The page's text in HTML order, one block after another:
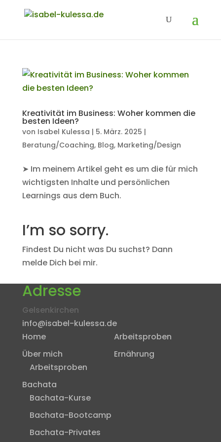
Kreativität im Business: Woher kommen die
besten Ideen?
von Isabel Kulessa | 5. März. 2025 |
Beratung/Coaching, Blog, Marketing/Design
➤ Im meinem Artikel geht es um die für mich
wichtigsten Inhalte und persönlichen
Learnings aus dem Buch.
I’m so sorry.
Findest Du nicht was Du suchst? Dann
melde Dich bei mir.
Adresse
Gelsenkirchen
info@isabel-kulessa.de
Home
Über mich
Arbeitsproben
Bachata
Bachata-Kurse
Bachata-Bootcamp
Bachata-Privates
Arbeitsproben
Ernährung